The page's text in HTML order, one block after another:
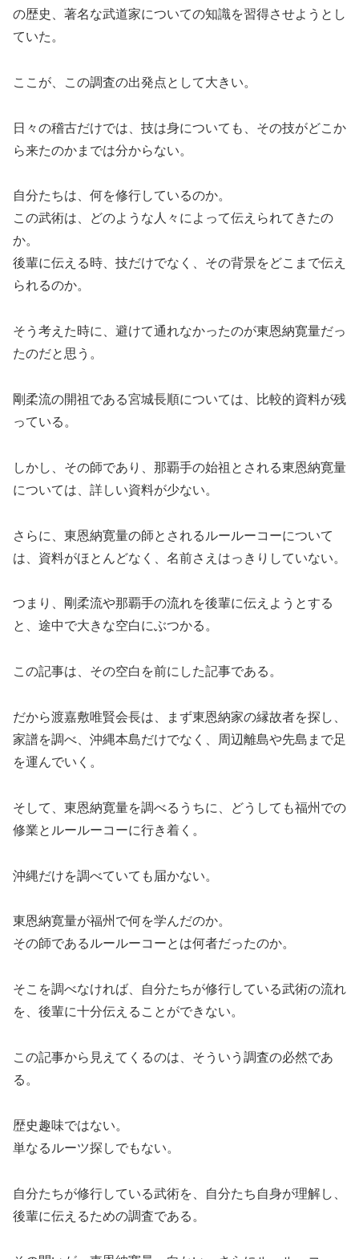
の歴史、著名な武道家についての知識を習得させようとし
ていた。
ここが、この調査の出発点として大きい。
日々の稽古だけでは、技は身についても、その技がどこか
ら来たのかまでは分からない。
自分たちは、何を修行しているのか。
この武術は、どのような人々によって伝えられてきたの
か。
後輩に伝える時、技だけでなく、その背景をどこまで伝え
られるのか。
そう考えた時に、避けて通れなかったのが東恩納寛量だっ
たのだと思う。
剛柔流の開祖である宮城長順については、比較的資料が残
っている。
しかし、その師であり、那覇手の始祖とされる東恩納寛量
については、詳しい資料が少ない。
さらに、東恩納寛量の師とされるルールーコーについて
は、資料がほとんどなく、名前さえはっきりしていない。
つまり、剛柔流や那覇手の流れを後輩に伝えようとする
と、途中で大きな空白にぶつかる。
この記事は、その空白を前にした記事である。
だから渡嘉敷唯賢会長は、まず東恩納家の縁故者を探し、
家譜を調べ、沖縄本島だけでなく、周辺離島や先島まで足
を運んでいく。
そして、東恩納寛量を調べるうちに、どうしても福州での
修業とルールーコーに行き着く。
沖縄だけを調べていても届かない。
東恩納寛量が福州で何を学んだのか。
その師であるルールーコーとは何者だったのか。
そこを調べなければ、自分たちが修行している武術の流れ
を、後輩に十分伝えることができない。
この記事から見えてくるのは、そういう調査の必然であ
る。
歴史趣味ではない。
単なるルーツ探しでもない。
自分たちが修行している武術を、自分たち自身が理解し、
後輩に伝えるための調査である。